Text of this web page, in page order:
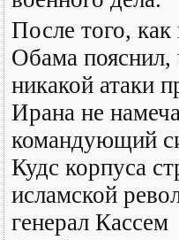
После того, как
Обама пояснил,
никакой атаки
Ирана не
командующий
Кудс корпуса
исламской
генерал Кассем